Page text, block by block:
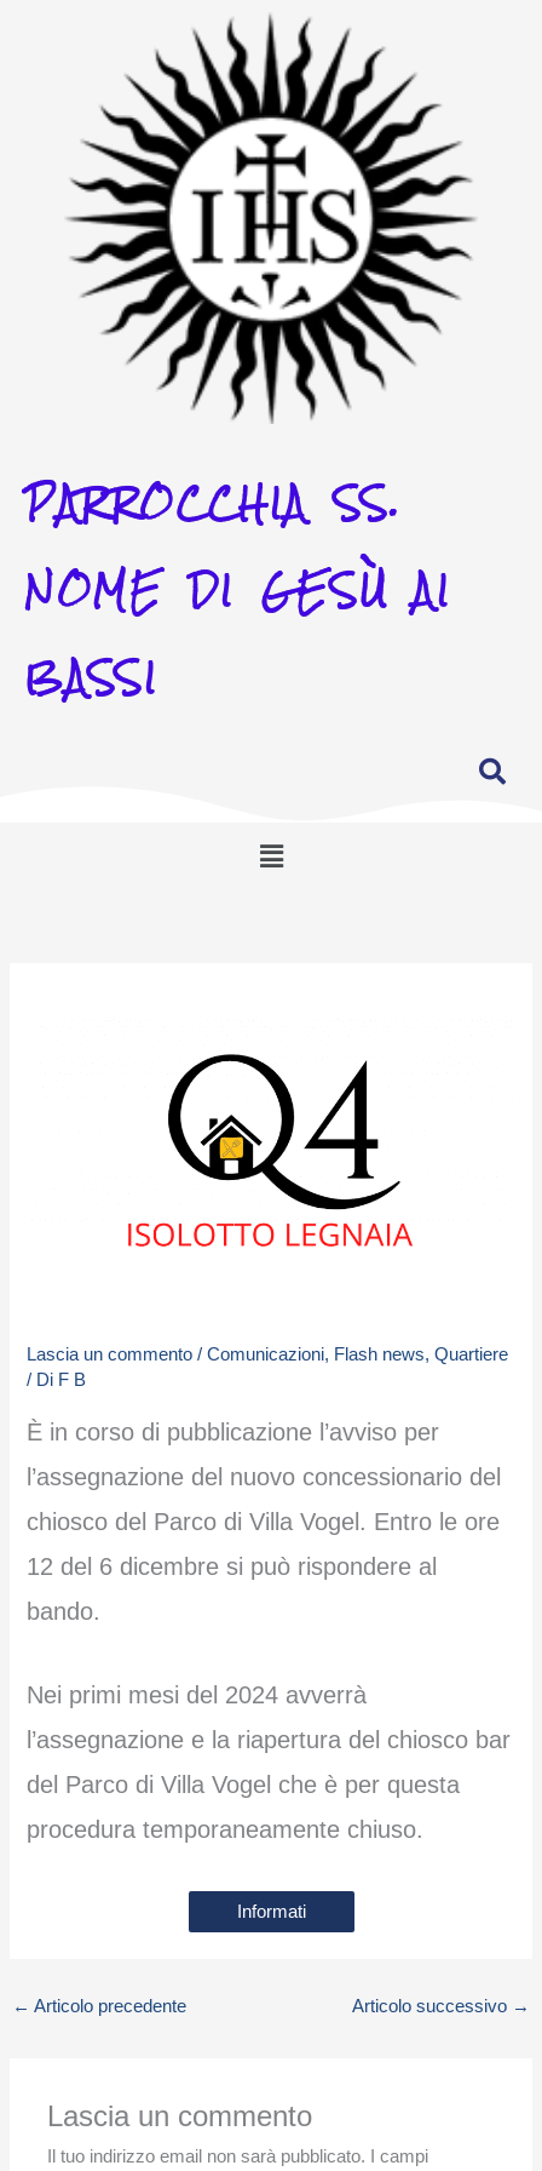
PARROCCHIA SS.
NOME DI GESÙ AI
BASSI
Menu
Lascia un commento /Comunicazioni, Flash news,Quartiere
/ Di F B
È in corso di pubblicazione l’avviso per
l’assegnazione del nuovo concessionario del
chiosco del Parco di Villa Vogel. Entro le ore
12 del 6 dicembre si può rispondere al
bando.
Nei primi mesi del 2024 avverrà
l’assegnazione e la riapertura del chiosco bar
del Parco di Villa Vogel che è per questa
procedura temporaneamente chiuso.
Informati
← Articolo precedente Articolo successivo →
Lascia un commento
Il tuo indirizzo email non sarà pubblicato. I campi